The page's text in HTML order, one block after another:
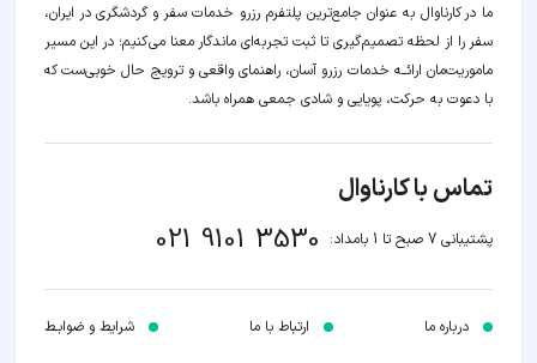
ما در کارناوال به عنوان جامع‌ترین پلتفرم رزرو خدمات سفر و گردشگری در ایران،
سفر را از لحظه‌ تصمیم‌گیری تا ثبت تجربه‌ای ماندگار معنا می‌کنیم؛ در این مسیر‍
ماموریت‌مان اراﺋــﻪ خدمات رزرو آسان، راهنمای واقعی و ترویج حال خوبی‌ست که
با دعوت به حرکت، پویایی و شادی جمعی همراه باشد.
تماس با کارناوال
پشتیبانی 7 صبح تا 1 بامداد: 021 9101 3530
درباره ما ارتباط با ما شرایط و ضوابـط